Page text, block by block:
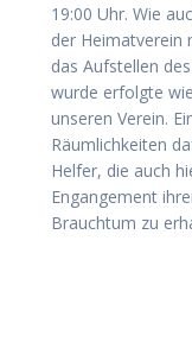
19:00 Uhr. Wie
der Heimatverein
das Aufstellen
wurde erfolgte
unseren Verein.
Räumlichkeiten
Helfer, die auch
Engangement
Brauchtum zu